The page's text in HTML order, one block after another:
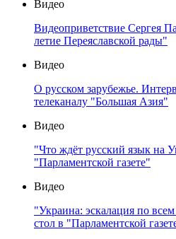
Видео
Видеоприветствие Сергея
летие Переяславской рады"
Видео
О русском зарубежье.
телеканалу "Большая Азия"
Видео
"Что ждёт русский язык на
"Парламентской газете"
Видео
"Украина: эскалация по
стол в "Парламентской